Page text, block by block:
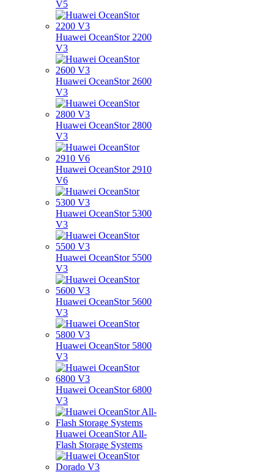
V5
Huawei OceanStor 2200
V3
Huawei OceanStor 2600
V3
Huawei OceanStor 2800
V3
Huawei OceanStor 2910
V6
Huawei OceanStor 5300
V3
Huawei OceanStor 5500
V3
Huawei OceanStor 5600
V3
Huawei OceanStor 5800
V3
Huawei OceanStor 6800
V3
Huawei OceanStor All-
Flash Storage Systems